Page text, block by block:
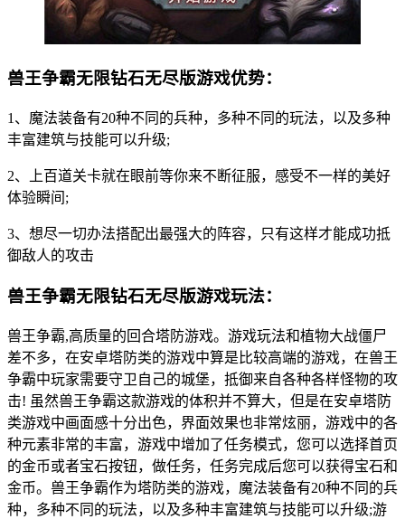
兽王争霸无限钻石无尽版游戏优势：
1、魔法装备有20种不同的兵种，多种不同的玩法，以及多种
丰富建筑与技能可以升级;
2、上百道关卡就在眼前等你来不断征服，感受不一样的美好
体验瞬间;
3、想尽一切办法搭配出最强大的阵容，只有这样才能成功抵
御敌人的攻击
兽王争霸无限钻石无尽版游戏玩法：
兽王争霸,高质量的回合塔防游戏。游戏玩法和植物大战僵尸
差不多，在安卓塔防类的游戏中算是比较高端的游戏，在兽王
争霸中玩家需要守卫自己的城堡，抵御来自各种各样怪物的攻
击! 虽然兽王争霸这款游戏的体积并不算大，但是在安卓塔防
类游戏中画面感十分出色，界面效果也非常炫丽，游戏中的各
种元素非常的丰富，游戏中增加了任务模式，您可以选择首页
的金币或者宝石按钮，做任务，任务完成后您可以获得宝石和
金币。兽王争霸作为塔防类的游戏，魔法装备有20种不同的兵
种，多种不同的玩法，以及多种丰富建筑与技能可以升级;游